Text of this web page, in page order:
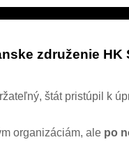
združenie HK
štát pristúpil k
organizáciám, ale po